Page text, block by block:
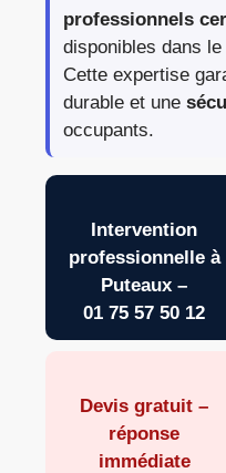
professionnels
disponibles dans
Cette expertise
durable et une
occupants.
Intervention
professionnelle à
Puteaux –
01 75 57 50 12
Devis gratuit –
réponse
immédiate